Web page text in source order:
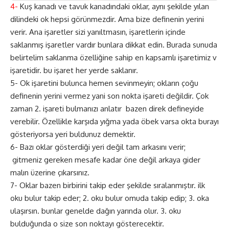
4- Kuş kanadı ve tavuk kanadındaki oklar, aynı şekilde yılan
dilindeki ok hepsi görünmezdir. Ama bize definenin yerini
verir. Ana işaretler sizi yanıltmasın, işaretlerin içinde
saklanmış işaretler vardır bunlara dikkat edin. Burada sunuda
belirtelim saklanma özelliğine sahip en kapsamlı işaretimiz v
işaretidir. bu işaret her yerde saklanır.
5- Ok işaretini bulunca hemen sevinmeyin; okların çoğu
definenin yerini vermez yani son nokta işareti değildir. Çok
zaman 2. işareti bulmanızı anlatır bazen direk defineyide
verebilir. Özellikle karşıda yığma yada öbek varsa okta burayı
gösteriyorsa yeri buldunuz demektir.
6- Bazı oklar gösterdiği yeri değil tam arkasını verir;
gitmeniz gereken mesafe kadar öne değil arkaya gider
malın üzerine çıkarsınız.
7- Oklar bazen birbirini takip eder şekilde sıralanmıştır. ilk
oku bulur takip eder; 2. oku bulur omuda takip edip; 3. oka
ulaşırsın. bunlar genelde dağın yarında olur. 3. oku
bulduğunda o size son noktayı gösterecektir.